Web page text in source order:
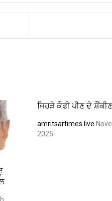
ਜਿਹੜੇ ਕੌਫੀ ਪੀਣ ਦੇ
amritsartimes.live
2025